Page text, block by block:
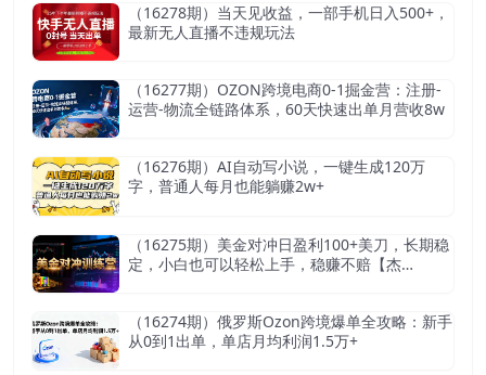
（16278期）当天见收益，一部手机日入500+，
最新无人直播不违规玩法
（16277期）OZON跨境电商0-1掘金营：注册-
运营-物流全链路体系，60天快速出单月营收8w
（16276期）AI自动写小说，一键生成120万
字，普通人每月也能躺赚2w+
（16275期）美金对冲日盈利100+美刀，长期稳
定，小白也可以轻松上手，稳赚不赔【杰…
（16274期）俄罗斯Ozon跨境爆单全攻略：新手
从0到1出单，单店月均利润1.5万+